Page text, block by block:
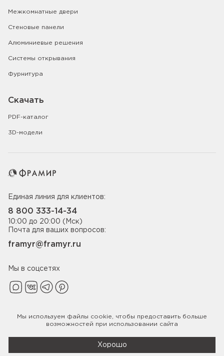
Межкомнатные двери
Стеновые панели
Алюминиевые решения
Системы открывания
Фурнитура
Скачать
PDF-каталог
3D-модели
Единая линия для клиентов:
8 800 333-14-34
10:00 до 20:00 (Мск)
Почта для ваших вопросов:
framyr@framyr.ru
Мы в соцсетях
Политика конфиденциальности
Мы используем файлы cookie , чтобы предоставить больше
возможностей при использовании сайта
Хорошо